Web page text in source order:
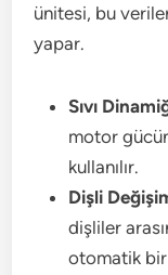
ünitesi, bu
yapar.
Sıvı
motor
kullanılır.
Dişli
dişliler
otomatik bir